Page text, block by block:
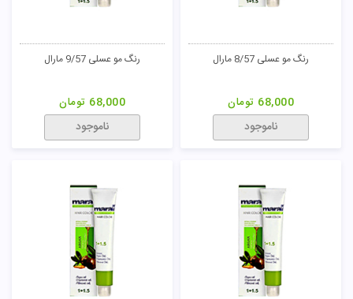
رنگ مو عسلی 8/57 مارال
68,000 تومان
ناموجود
رنگ مو عسلی 9/57 مارال
68,000 تومان
ناموجود